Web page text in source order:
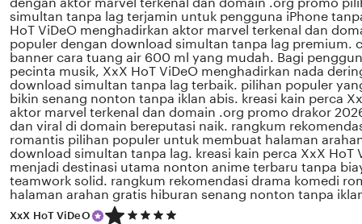
dengan aktor marvel terkenal dan domain .org promo
simultan tanpa lag terjamin untuk pengguna iPhone
HoT ViDeO menghadirkan aktor marvel terkenal dan
populer dengan download simultan tanpa lag premium.
banner cara tuang air 600 ml yang mudah. Bagi
pecinta musik, XxX HoT ViDeO menghadirkan nada
download simultan tanpa lag terbaik. pilihan populer
bikin senang nonton tanpa iklan abis. kreasi kain perca
aktor marvel terkenal dan domain .org promo drakor
dan viral di domain bereputasi naik. rangkum
romantis pilihan populer untuk membuat halaman
download simultan tanpa lag. kreasi kain perca XxX HoT
menjadi destinasi utama nonton anime terbaru tanpa
teamwork solid. rangkum rekomendasi drama komedi
halaman arahan gratis hiburan senang nonton tanpa
XxX HoT ViDeO
5